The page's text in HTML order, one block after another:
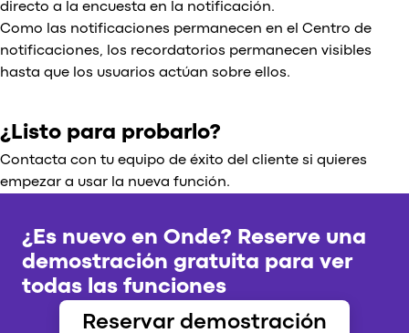
directo a la encuesta en la notificación.
Como las notificaciones permanecen en el Centro de
notificaciones, los recordatorios permanecen visibles
hasta que los usuarios actúan sobre ellos.
¿Listo para probarlo?
Contacta con tu equipo de éxito del cliente si quieres
empezar a usar la nueva función.
¿Es nuevo en Onde? Reserve una
demostración gratuita para ver
todas las funciones
Reservar demostración